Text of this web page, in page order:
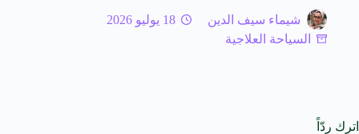
شيماء سيف الدين
18 يوليو 2026
السياحة العلاجية
اترك ردّاً